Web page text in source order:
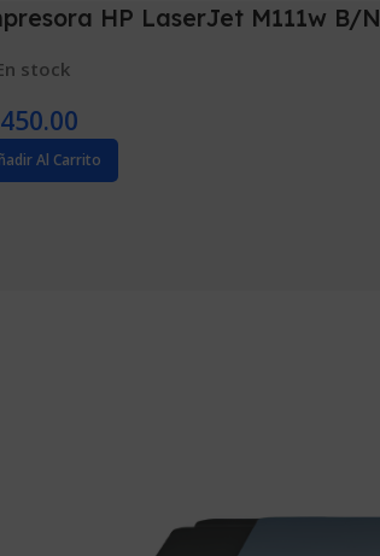
HP LaserJet M111w B/N
stock
Al Carrito